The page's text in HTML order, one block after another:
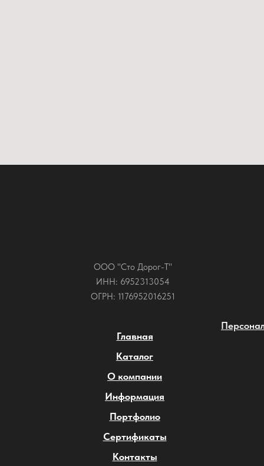
ООО "Сто Дорог-Т"
ИНН: 6952313054
ОГРН: 1176952016251
Главная
Каталог
О компании
Информация
Портфолио
Сертификаты
Контакты